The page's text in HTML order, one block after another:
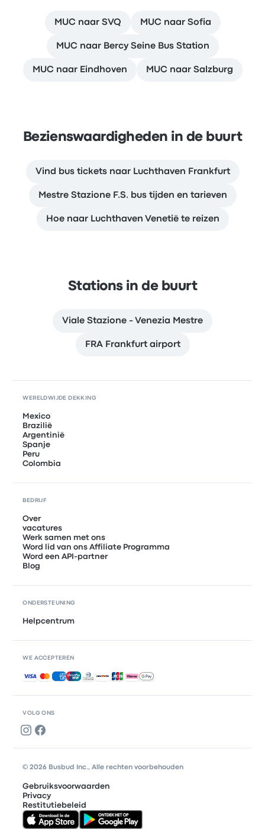
MUC naar SVQ MUC naar Sofia
MUC naar Bercy Seine Bus Station
MUC naar Eindhoven MUC naar Salzburg
Bezienswaardigheden in de buurt
Vind bus tickets naar Luchthaven Frankfurt
Mestre Stazione F.S. bus tijden en tarieven
Hoe naar Luchthaven Venetië te reizen
Stations in de buurt
Viale Stazione - Venezia Mestre
FRA Frankfurt airport
VOLG ONS
WERELDWIJDE DEKKING
Mexico
Brazilië
Argentinië
Spanje
Peru
Colombia
BEDRIJF
Over
vacatures
Werk samen met ons
Word lid van ons Affiliate Programma
Word een API-partner
Blog
ONDERSTEUNING
Helpcentrum
WE ACCEPTEREN
Geaccepteerde betalingen
© 2026 Busbud Inc., Alle rechten voorbehouden
Gebruiksvoorwaarden
Privacy
Restitutiebeleid